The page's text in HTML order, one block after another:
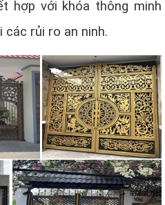
hợp với khóa thông minh
các rủi ro an ninh.